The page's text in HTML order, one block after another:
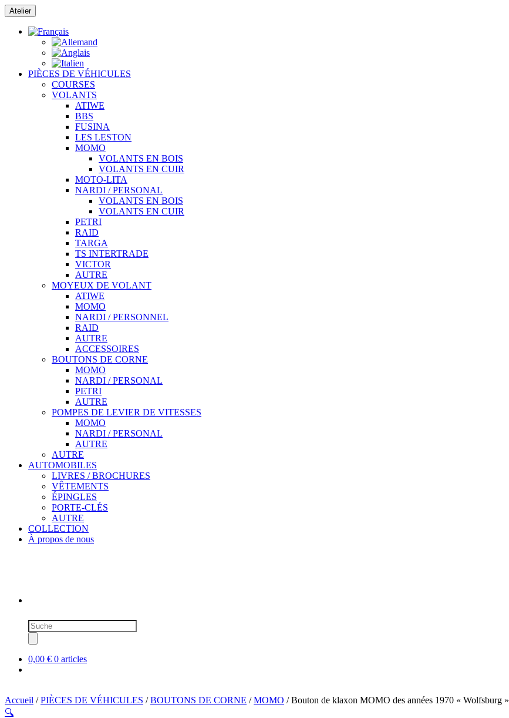
Passer
au
contenu
Atelier
PIÈCES DE VÉHICULES
COURSES
VOLANTS
ATIWE
BBS
FUSINA
LES LESTON
MOMO
VOLANTS EN BOIS
VOLANTS EN CUIR
MOTO-LITA
NARDI / PERSONAL
VOLANTS EN BOIS
VOLANTS EN CUIR
PETRI
RAID
TARGA
TS INTERTRADE
VICTOR
AUTRE
MOYEUX DE VOLANT
ATIWE
MOMO
NARDI / PERSONNEL
RAID
AUTRE
ACCESSOIRES
BOUTONS DE CORNE
MOMO
NARDI / PERSONAL
PETRI
AUTRE
POMPES DE LEVIER DE VITESSES
MOMO
NARDI / PERSONAL
AUTRE
AUTRE
AUTOMOBILES
LIVRES / BROCHURES
VÊTEMENTS
ÉPINGLES
PORTE-CLÉS
AUTRE
COLLECTION
À propos de nous
Recherche
de
produits
0,00 € 0 articles
Accueil /PIÈCES DE VÉHICULES /BOUTONS DE CORNE /MOMO / Bouton de klaxon MOMO des années 1970 « Wolfsburg »
🔍